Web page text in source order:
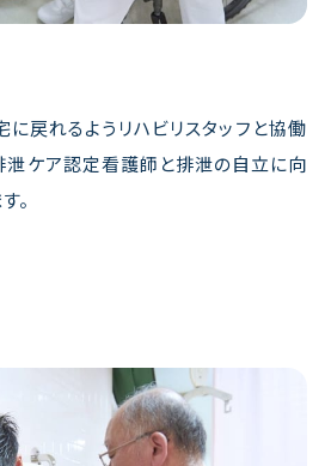
戻れるようリハビリスタッフと協働
泄ケア認定看護師と排泄の自立に向
。